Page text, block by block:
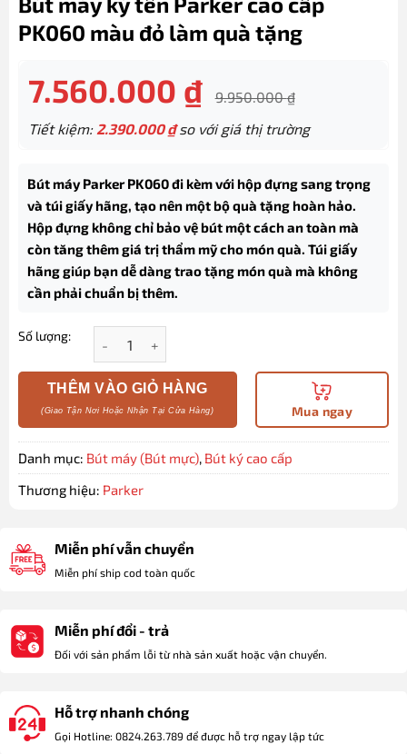
PK060 màu đỏ làm quà tặng
7.560.000 ₫ 9.950.000₫
Tiết kiệm: 2.390.000₫so với giá thị trường
Bút máy Parker PK060 đi kèm với hộp đựng sang trọng
và túi giấy hãng, tạo nên một bộ quà tặng hoàn hảo.
Hộp đựng không chỉ bảo vệ bút một cách an toàn mà
còn tăng thêm giá trị thẩm mỹ cho món quà. Túi giấy
hãng giúp bạn dễ dàng trao tặng món quà mà không
cần phải chuẩn bị thêm.
Số lượng:
THÊM VÀO GIỎ HÀNG
Mua ngay
Danh mục: Bút máy (Bút mực), Bút ký cao cấp
Thương hiệu: Parker
Miễn phí vẫn chuyển
Miễn phí ship cod toàn quốc
Miễn phí đổi - trả
Đối với sản phẩm lỗi từ nhà sản xuất hoặc vận chuyển.
Hỗ trợ nhanh chóng
Gọi Hotline: 0824.263.789 để được hỗ trợ ngay lập tức